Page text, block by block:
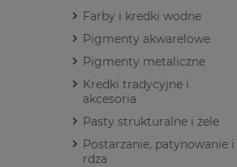
Farby i kredki wodne
Pigmenty akwarelowe
Pigmenty metaliczne
Kredki tradycyjne i
akcesoria
Pasty strukturalne i żele
Postarzanie, patynowanie i
rdza